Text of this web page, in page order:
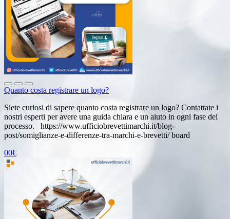
Quanto costa registrare un logo?
Siete curiosi di sapere quanto costa registrare un logo? Contattate i
nostri esperti per avere una guida chiara e un aiuto in ogni fase del
processo. https://www.ufficiobrevettimarchi.it/blog-
post/somiglianze-e-differenze-tra-marchi-e-brevetti/ board
00€